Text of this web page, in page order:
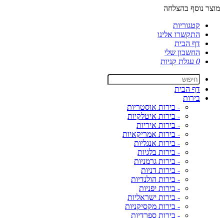
מוצר נוסף בהצלחה
קטגוריות
התקשרו אלינו
דף הבית
החשבון שלי
0 עגלת קניות
דף הבית
בירות
- בירות אוסטריות
- בירות איטלקיות
- בירות איריות
- בירות אמריקאיות
- בירות אנגליות
- בירות בלגיות
- בירות גרמניות
- בירות דניות
- בירות הולנדיות
- בירות יפניות
- בירות ישראליות
- בירות מקסיקניות
- בירות ספרדיות